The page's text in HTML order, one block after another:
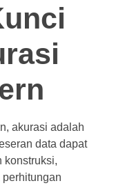
akurasi adalah
data dapat
konstruksi,